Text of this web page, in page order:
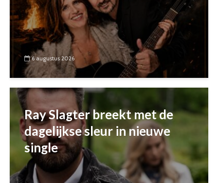
6 augustus 2026
Ray Slagter breekt met de
dagelijkse sleur in nieuwe
single